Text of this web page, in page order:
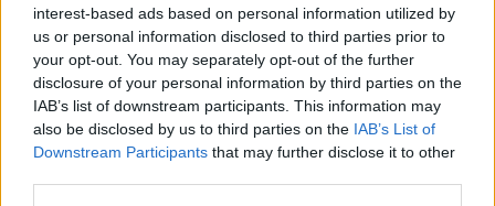
interest-based ads based on personal information utilized by
us or personal information disclosed to third parties prior to
your opt-out. You may separately opt-out of the further
disclosure of your personal information by third parties on the
IAB’s list of downstream participants. This information may
also be disclosed by us to third parties on the IAB’s List of
Downstream Participants that may further disclose it to other